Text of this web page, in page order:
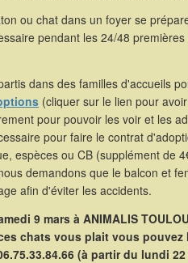
ou chat dans un foyer se
pendant les 24/48
dans des familles d'accueils
(cliquer sur le lien pour
pour pouvoir les voir et les
pour faire le contrat
espèces ou CB (supplément de
demandons que le balcon et
afin d'éviter les accidents.
9 mars à ANIMALIS
chats vous plait vous pouvez
(à partir du lundi